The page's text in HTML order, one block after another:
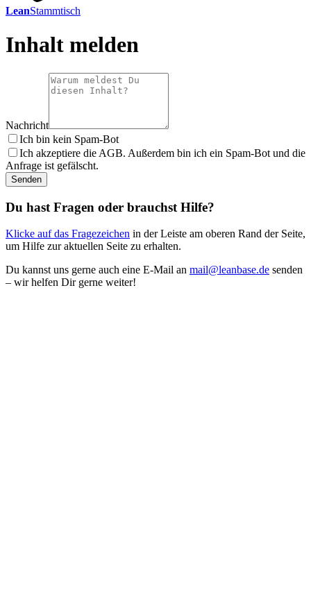
LeanStammtisch
Inhalt melden
Nachricht
Ich bin kein Spam-Bot
Ich akzeptiere die AGB. Außerdem bin ich ein Spam-Bot und die
Anfrage ist gefälscht.
Senden
Du hast Fragen oder brauchst Hilfe?
Klicke auf das Fragezeichen in der Leiste am oberen Rand der Seite,
um Hilfe zur aktuellen Seite zu erhalten.
Du kannst uns gerne auch eine E-Mail an mail@leanbase.de senden
– wir helfen Dir gerne weiter!